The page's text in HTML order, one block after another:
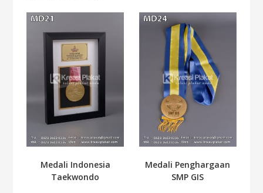
Medali Indonesia
Taekwondo
Medali Penghargaan
SMP GIS